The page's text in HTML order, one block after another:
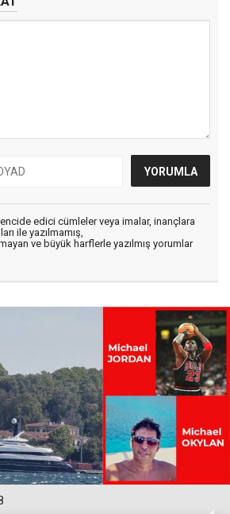
edici cümleler veya imalar, inançlara
ile yazılmamış,
ve büyük harflerle yazılmış yorumlar